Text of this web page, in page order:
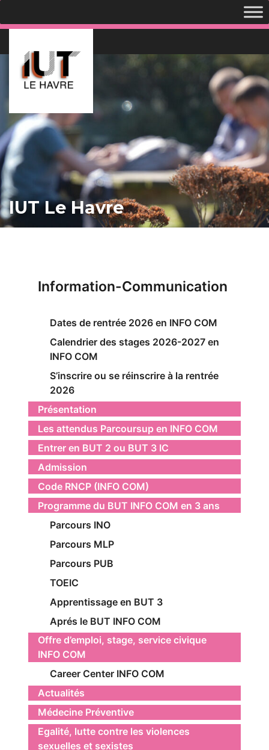
IUT Le Havre
Information-Communication
Dates de rentrée 2026 en INFO COM
Calendrier des stages 2026-2027 en
INFO COM
S’inscrire ou se réinscrire à la rentrée
2026
Présentation
Les attendus Parcoursup en INFO COM
Entrer en BUT 2 ou BUT 3 IC
Admission
Code RNCP (INFO COM)
Programme du BUT INFO COM en 3 ans
Parcours INO
Parcours MLP
Parcours PUB
TOEIC
Apprentissage en BUT 3
Aprés le BUT INFO COM
Offre d’emploi, stage, service civique
INFO COM
Career Center INFO COM
Actualités
Médecine Préventive
Egalité, lutte contre les violences
sexuelles et sexistes